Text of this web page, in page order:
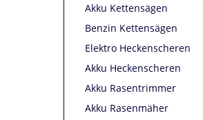
Akku Kettensägen
Benzin Kettensägen
Elektro Heckenscheren
Akku Heckenscheren
Akku Rasentrimmer
Akku Rasenmäher